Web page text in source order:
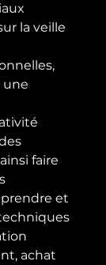
la veille
une
faire
et
achat